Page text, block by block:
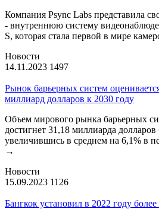
Компания Psync Labs представила
- внутреннюю систему
S, которая стала первой в мире
Новости
14.11.2023 1497
Рынок барьерных систем
миллиард долларов к 2030 году
Объем мирового рынка барьерных
достигнет 31,18 миллиарда
увеличившись в среднем на 6,1% в
→
Новости
15.09.2023 1126
Бангкок установил в 2022 году